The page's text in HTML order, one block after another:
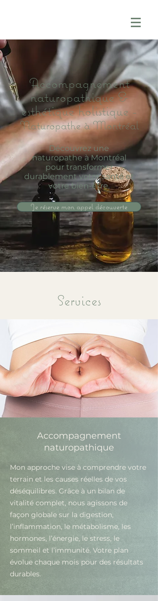
Accompagnement
naturopathique &
esthétique holistique -
Naturopathe à Montréal
Découvrez une
naturopathe à Montréal
pour transformer
durablement votre santé et
votre bien-être.
Je réserve mon appel découverte
Services
Accompagnement
naturopathique
Mon approche vise à comprendre votre
terrain et les causes réelles de vos
déséquilibres. Grâce à un bilan de
vitalité complet, nous agissons de
façon globale sur la digestion,
l’inflammation, le métabolisme, les
hormones, l’énergie, le stress, le
sommeil et l’immunité. Votre plan
évolue chaque mois pour des résultats
durables.